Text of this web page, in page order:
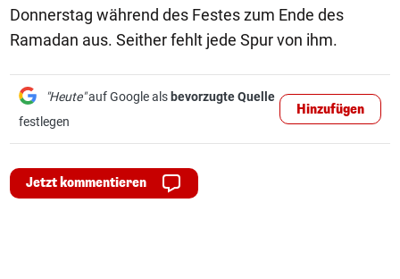
Donnerstag während des Festes zum Ende des
Ramadan aus. Seither fehlt jede Spur von ihm.
"Heute"auf Google als bevorzugte Quelle
festlegen
Hinzufügen
Jetzt kommentieren